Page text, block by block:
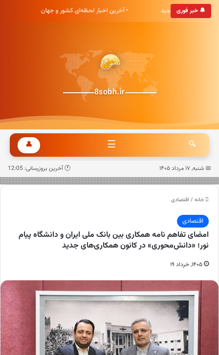
🔔 خبر فوری
هشت صبح خوش آمدید • آخرین اخبار لحظه‌ای کشور و جهان
8sobh.ir
🔍
☰
👤
📅 شنبه, ۱۷ مرداد ۱۴۰۵ 🕐 آخرین بروزرسانی: 12:05
خانه / اقتصادی
اقتصادی
امضای تفاهم نامه همکاری بین بانک ملی ایران و دانشگاه پیام
نور؛ «دانش‌محوری» در کانون همکاری‌های جدید
۱۴۰۵, خرداد ۱۹